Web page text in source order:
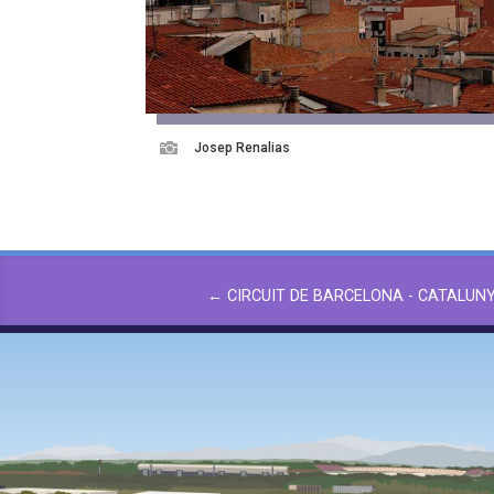
 Josep Renalias
←CIRCUIT DE BARCELONA -